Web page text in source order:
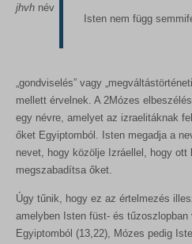
Isten nem függ
jhvh név
„gondviselés” vagy
mellett érvelnek. A 2Mózes
egy névre, amelyet az izraelitáknak
őket Egyiptomból. Isten megadja a
nevet, hogy közölje Izráellel, hogy ott
megszabadítsa őket.
Úgy tűnik, hogy ez az értelmezés
amelyben Isten füst- és
Egyiptomból (13,22), Mózes pedig